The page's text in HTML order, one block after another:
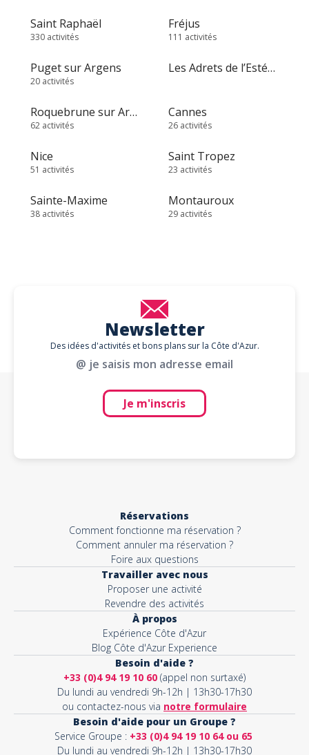
Saint Raphaël
330 activités
Fréjus
111 activités
Puget sur Argens
20 activités
Les Adrets de l’Estérel
Roquebrune sur Argens
62 activités
Cannes
26 activités
Nice
51 activités
Saint Tropez
23 activités
Sainte-Maxime
38 activités
Montauroux
29 activités
Newsletter
Des idées d'activités et bons plans sur la Côte d'Azur.
@ je saisis mon adresse email
Je m'inscris
Réservations
Comment fonctionne ma réservation ?
Comment annuler ma réservation ?
Foire aux questions
Travailler avec nous
Proposer une activité
Revendre des activités
À propos
Expérience Côte d'Azur
Blog Côte d'Azur Experience
Besoin d'aide ?
+33 (0)4 94 19 10 60 (appel non surtaxé)
Du lundi au vendredi 9h-12h | 13h30-17h30
ou contactez-nous via notre formulaire
Besoin d'aide pour un Groupe ?
Service Groupe : +33 (0)4 94 19 10 64 ou 65
Du lundi au vendredi 9h-12h | 13h30-17h30